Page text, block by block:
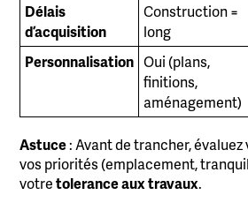
Délais
d’acquisition
Construction =
long
Personnalisation Oui (plans,
finitions,
aménagement)
Astuce: Avant de trancher, évaluez
vos priorités (emplacement,
votretolerance aux travaux.